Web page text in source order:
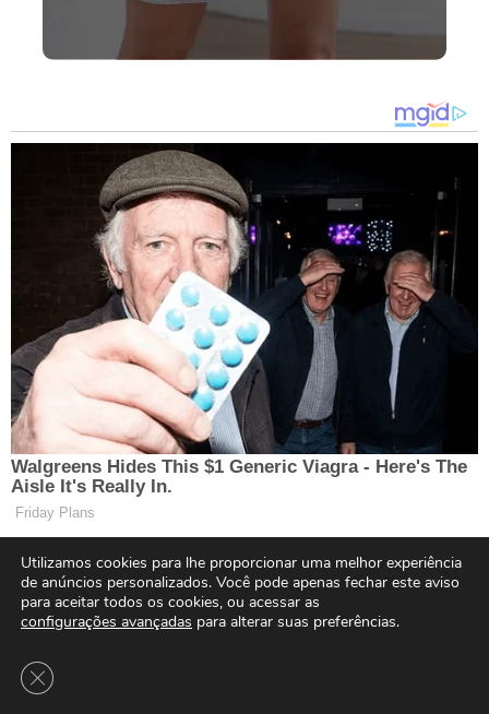
Utilizamos cookies para lhe proporcionar uma melhor experiência
de anúncios personalizados. Você pode apenas fechar este aviso
para aceitar todos os cookies, ou acessar as
configurações avançadas para alterar suas preferências.
Close GDPR Cookie Banner